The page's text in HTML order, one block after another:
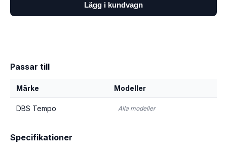
Lägg i kundvagn
Passar till
Märke Modeller
DBS Tempo Alla modeller
Specifikationer